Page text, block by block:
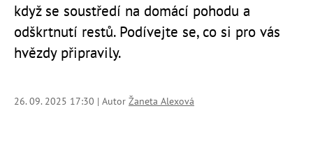
když se soustředí na domácí pohodu a
odškrtnutí restů. Podívejte se, co si pro vás
hvězdy připravily.
26. 09. 2025 17:30 | Autor Žaneta Alexová